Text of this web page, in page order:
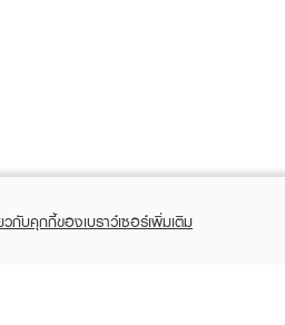
วกับคุกกี้ของเบราว์เซอร์เพิ่มเติม